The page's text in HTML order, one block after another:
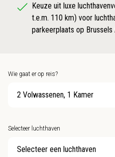
Keuze uit luxe
t.e.m. 110 km) voor
parkeerplaats op
Wie gaat er op reis?
2 Volwassenen, 1 Kamer
Selecteer luchthaven
Selecteer een luchthaven